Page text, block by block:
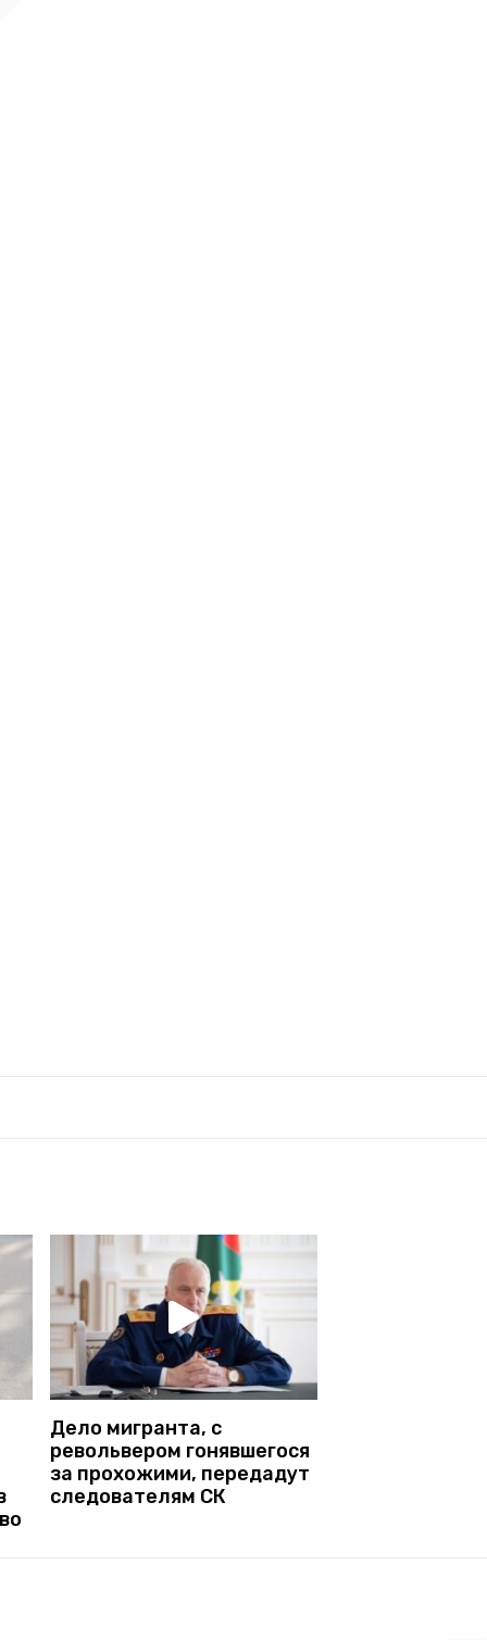
Дело мигранта, с
револьвером гонявшегося
за прохожими, передадут
следователям СК